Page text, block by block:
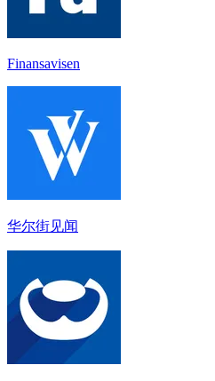
Finansavisen
华尔街见闻